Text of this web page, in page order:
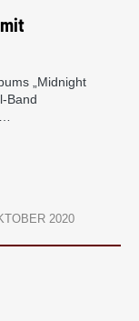
„Midnight
Band
2020